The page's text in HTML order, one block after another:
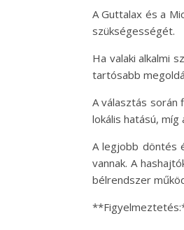
A Guttalax és a
szükségességét.
Ha valaki alkalmi
tartósabb
A választás során
lokális hatású, míg
A legjobb döntés
vannak. A
bélrendszer